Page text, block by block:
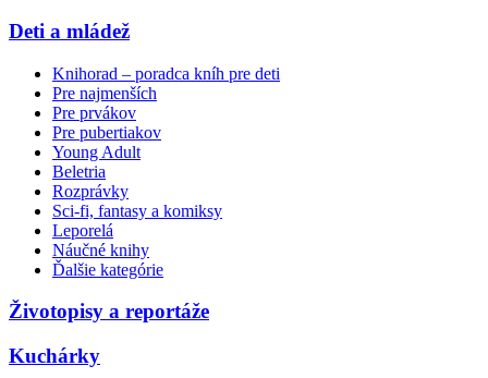
Deti a mládež
Knihorad – poradca kníh pre deti
Pre najmenších
Pre prvákov
Pre pubertiakov
Young Adult
Beletria
Rozprávky
Sci-fi, fantasy a komiksy
Leporelá
Náučné knihy
Ďalšie kategórie
Životopisy a reportáže
Kuchárky